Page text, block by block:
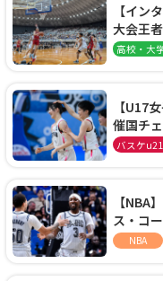
【イン
大会王
阜女子
高校・大
【U17
催国チ
通過！
バスケ
【NBA
ス・コ
ーズに1
NBA